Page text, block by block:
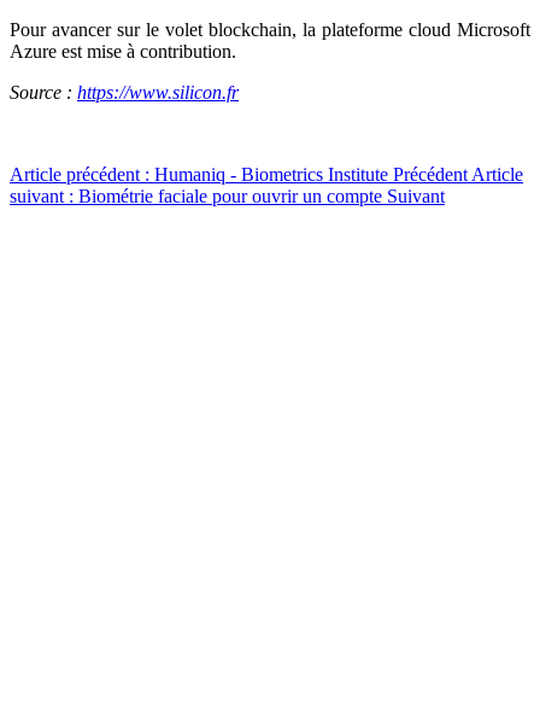
Pour avancer sur le volet blockchain, la plateforme cloud Microsoft
Azure est mise à contribution.
Source : https://www.silicon.fr
Article précédent : Humaniq - Biometrics Institute Précédent Article
suivant : Biométrie faciale pour ouvrir un compte Suivant